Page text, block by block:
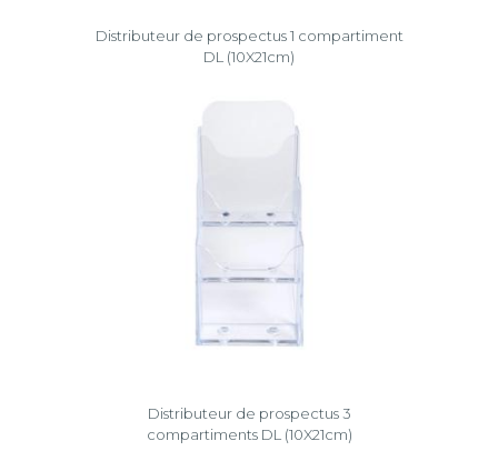
Distributeur de prospectus 1 compartiment
DL (10X21cm)
Distributeur de prospectus 3
compartiments DL (10X21cm)